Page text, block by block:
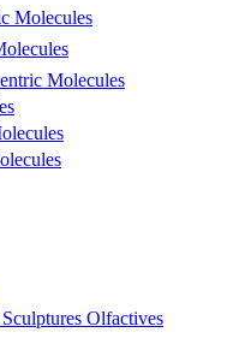
Molecules
Molecules
Olfactives